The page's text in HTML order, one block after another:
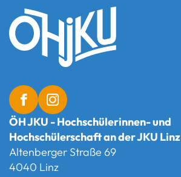
ÖH JKU - Hochschülerinnen- und
Hochschülerschaft an der JKU Linz
Altenberger Straße 69
4040 Linz